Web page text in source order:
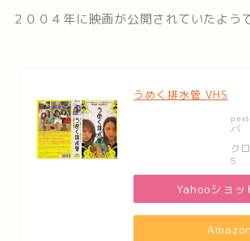
２００４年に映画が公開されていたよう
うめく排水管 VHS
バ
ク
5
Yahooショ
Amazon